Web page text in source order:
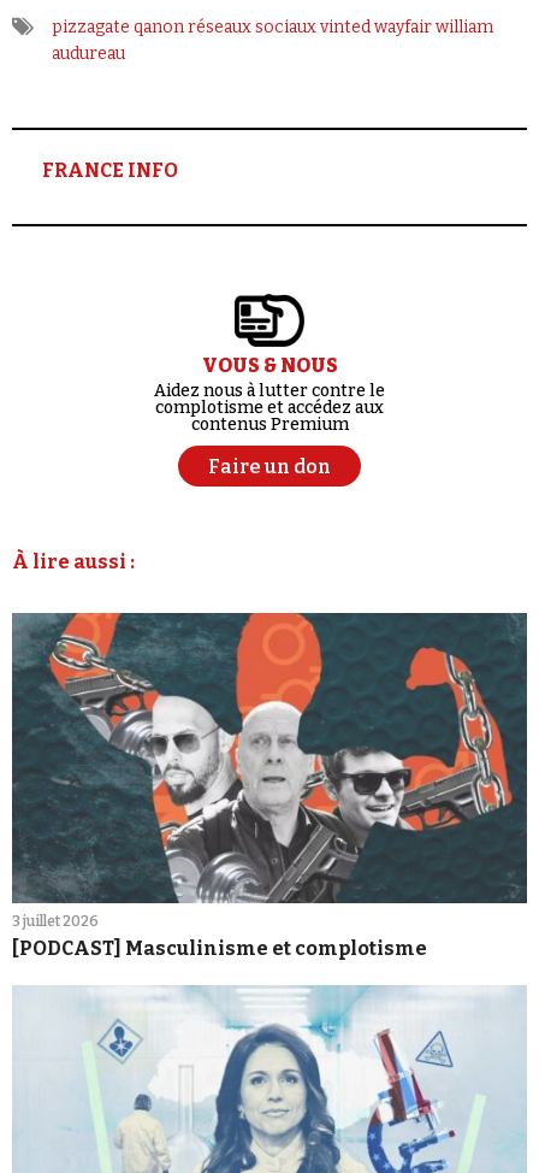
pizzagate qanonréseaux sociauxvintedwayfairwilliam
audureau
FRANCE INFO
VOUS & NOUS
Aidez nous à lutter contre le
complotisme et accédez aux
contenus Premium
Faire un don
À lire aussi :
3 juillet 2026
[PODCAST] Masculinisme et complotisme